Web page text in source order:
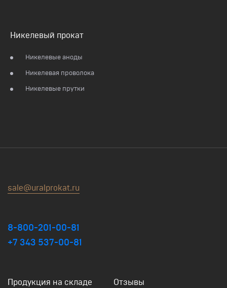
Никелевый прокат
Никелевые аноды
Никелевая проволока
Никелевые прутки
sale@uralprokat.ru
8-800-201-00-81
+7 343 537-00-81
Продукция на складе Отзывы